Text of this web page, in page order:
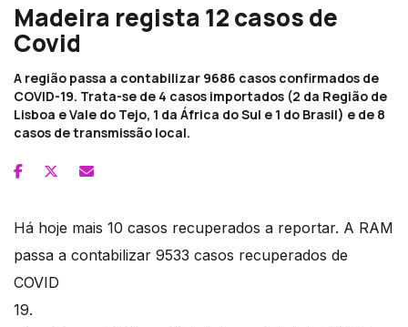
Madeira regista 12 casos de
Covid
A região passa a contabilizar 9686 casos confirmados de
COVID-19. Trata-se de 4 casos importados (2 da Região de
Lisboa e Vale do Tejo, 1 da África do Sul e 1 do Brasil) e de 8
casos de transmissão local.
Há hoje mais 10 casos recuperados a reportar. A RAM
passa a contabilizar 9533 casos recuperados de
COVID
19.